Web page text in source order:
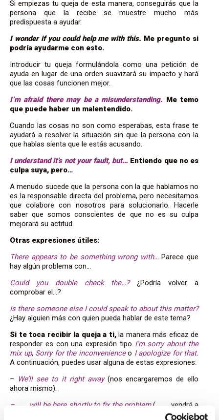
Si empiezas tu queja de esta manera, conseguirás que la
persona que la recibe se muestre mucho más
predispuesta a ayudar.
I wonder if you could help me with this. Me pregunto si
podría ayudarme con esto.
Introducir tu queja formulándola como una petición de
ayuda en lugar de una orden suavizará su impacto y hará
que las cosas funcionen mejor.
I’m afraid there may be a misunderstanding. Me temo
que puede haber un malentendido.
Cuando las cosas no son como esperabas, esta frase te
ayudará a resolver la situación sin que la persona con la
que hablas sienta que le estás acusando.
I understand it’s not your fault, but… Entiendo que no es
culpa suya, pero…
A menudo sucede que la persona con la que hablamos no
es la responsable directa del problema, pero necesitamos
que colabore con nosotros para solucionarlo. Hacerle
saber que somos conscientes de que no es su culpa
mejorará su actitud.
Otras expresiones útiles:
There appears to be something wrong with… Parece que
hay algún problema con…
Could you double check the…?¿Podría volver a
comprobar el…?
Is there someone else I could speak to about this matter?
¿Hay alguien más con quien pueda hablar de este tema?
Si te toca recibir la queja a ti,la manera más eficaz de
responder es con una expresión tipo I’m sorry about the
mix up, Sorry for the inconvenienceo I apologize for that.
A continuación, puedes usar alguna de estas expresiones:
–
We’ll see to it right away(nos encargaremos de ello
ahora mismo).
– ___ will be here shortly to fix the problem(___ vendrá a